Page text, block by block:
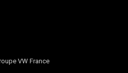
VW France